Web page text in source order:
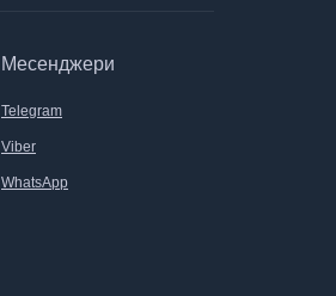
Месенджери
Telegram
Viber
WhatsApp